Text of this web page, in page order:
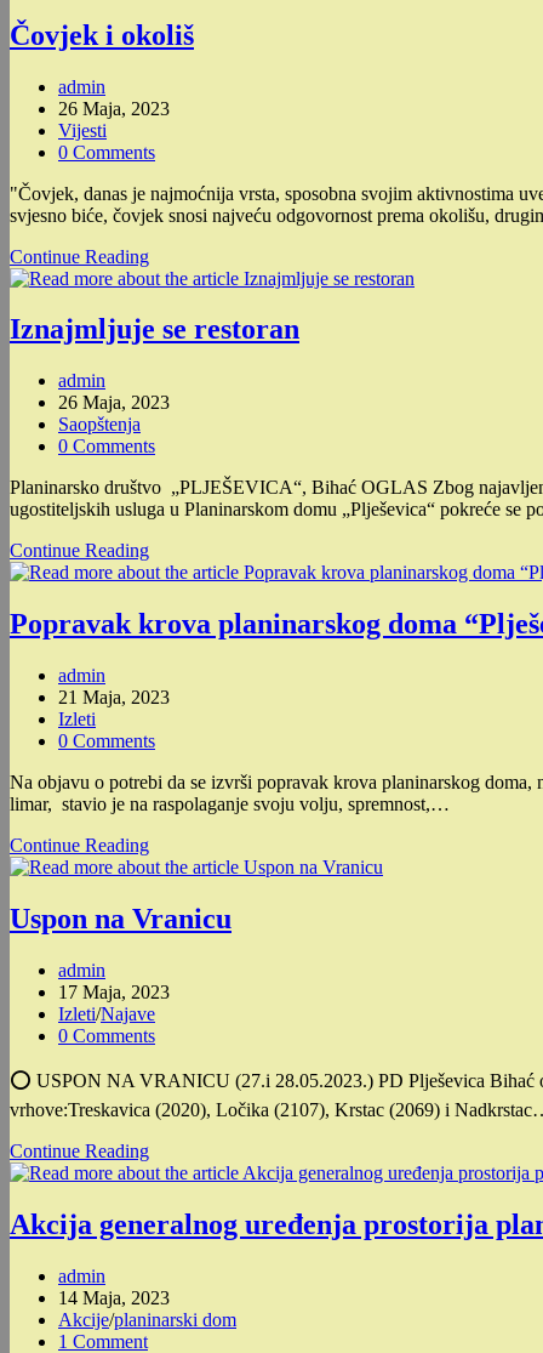
28.
05.
Čovjek i okoliš
Post
author:
admin
Post
published:
26 Maja, 2023
Post
category:
Vijesti
Post
0 Comments
"Čovjek, danas je najmoćnija vrsta, sposobna svojim aktivnostima
svjesno biće, čovjek snosi najveću odgovornost prema okolišu,
Continue ReadingČovjek
i
Iznajmljuje se restoran
Post
author:
admin
Post
published:
26 Maja, 2023
Post
category:
Saopštenja
Post
0 Comments
Planinarsko društvo „PLJEŠEVICA“, Bihać OGLAS Zbog
ugostiteljskih usluga u Planinarskom domu „Plješevica“ pokreće se
Continue ReadingIznajmljuje
se
Popravak krova planinarskog doma
Post
author:
admin
Post
published:
21 Maja, 2023
Post
category:
Izleti
Post
0 Comments
Na objavu o potrebi da se izvrši popravak krova planinarskog
limar, stavio je na raspolaganje svoju volju, spremnost,…
Continue ReadingPopravak
krova
doma
“Plješevica”
Uspon na Vranicu
Post
author:
admin
Post
published:
17 Maja, 2023
Post
category:
Izleti/Najave
Post
0 Comments
⭕️ USPON NA VRANICU (27.i 28.05.2023.) PD Plješevica Bihać
vrhove:Treskavica (2020), Ločika (2107), Krstac (2069) i
Continue ReadingUspon
na
Akcija generalnog uređenja prostorija
Post
author:
admin
Post
published:
14 Maja, 2023
Post
category:
Akcije/planinarski dom
Post
1 Comment